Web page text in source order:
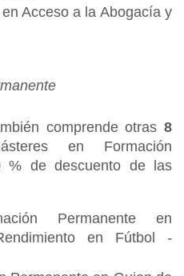
Acceso a la Abogacía y
comprende otras 8
en Formación
% de descuento de las
Permanente en
en Fútbol -